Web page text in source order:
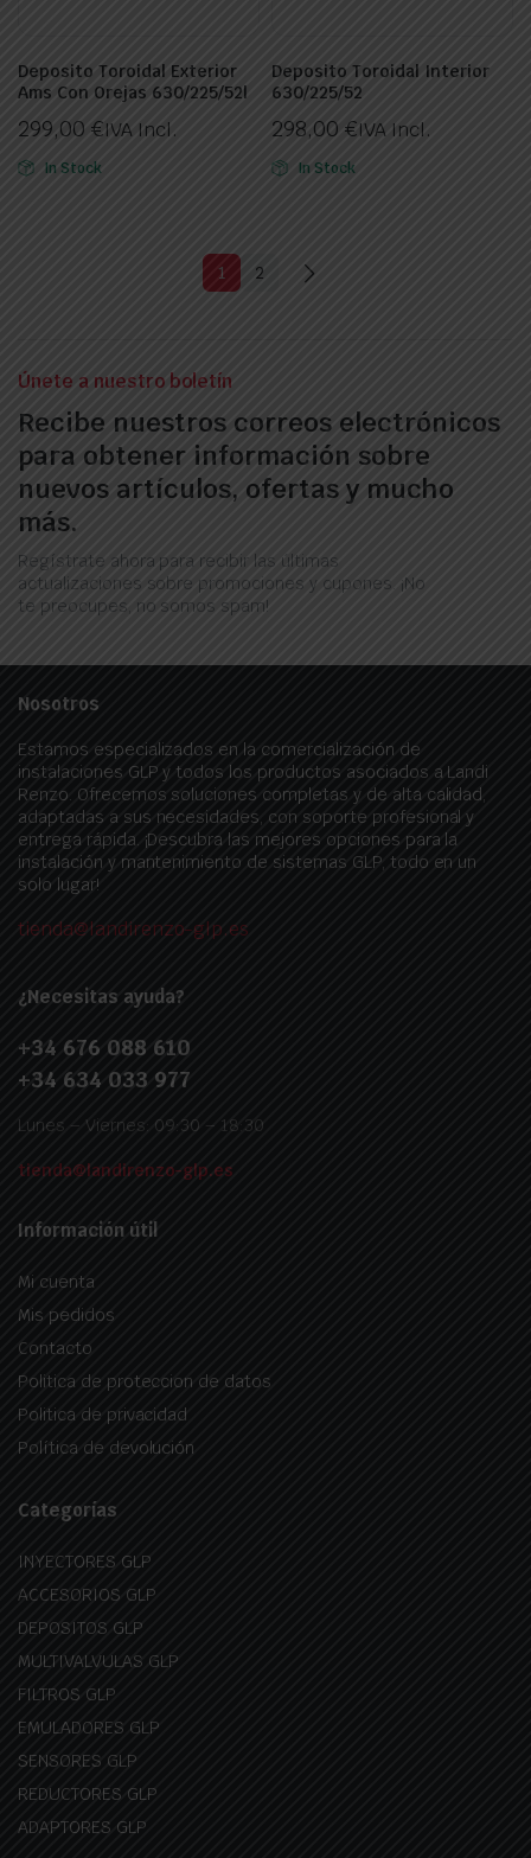
Deposito Toroidal Exterior
Ams Con Orejas 630/225/52l
299,00 €IVA Incl.
In Stock
Deposito Toroidal Interior
630/225/52
298,00 €IVA Incl.
In Stock
1 2
Únete a nuestro boletín
Recibe nuestros correos electrónicos
para obtener información sobre
nuevos artículos, ofertas y mucho
más.
Regístrate ahora para recibir las últimas
actualizaciones sobre promociones y cupones. ¡No
te preocupes, no somos spam!
Nosotros
Estamos especializados en la comercialización de
instalaciones GLP y todos los productos asociados a Landi
Renzo. Ofrecemos soluciones completas y de alta calidad,
adaptadas a sus necesidades, con soporte profesional y
entrega rápida. ¡Descubra las mejores opciones para la
instalación y mantenimiento de sistemas GLP, todo en un
solo lugar!
tienda@landirenzo-glp.es
¿Necesitas ayuda?
+34 676 088 610
+34 634 033 977
Lunes – Viernes: 09:30 – 18:30
tienda@landirenzo-glp.es
Información útil
Mi cuenta
Mis pedidos
Contacto
Politica de proteccion de datos
Politica de privacidad
Política de devolución
Categorías
INYECTORES GLP
ACCESORIOS GLP
DEPOSITOS GLP
MULTIVALVULAS GLP
FILTROS GLP
EMULADORES GLP
SENSORES GLP
REDUCTORES GLP
ADAPTORES GLP